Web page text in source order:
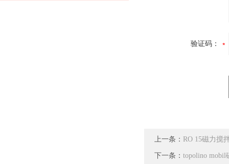
验证码：
上一条： RO 15磁力搅
下一条： topolino mobil